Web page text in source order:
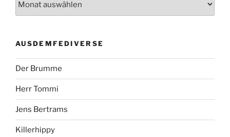
AUSDEMFEDIVERSE
Der Brumme
Herr Tommi
Jens Bertrams
Killerhippy